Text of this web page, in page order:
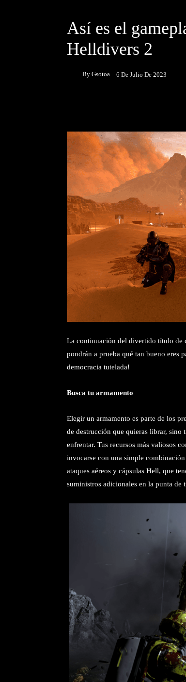
Así es el
Helldivers 2
By Gsotoa 6 De Julio De 2023
La continuación del divertido título de
pondrán a prueba qué tan bueno eres
democracia tutelada!
Busca tu armamento
Elegir un armamento es parte de los
de destrucción que quieras librar, sino
enfrentar. Tus recursos más valiosos
invocarse con una simple
ataques aéreos y cápsulas Hell, que
suministros adicionales en la punta de